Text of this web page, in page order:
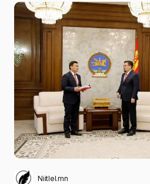
Niitlel.mn